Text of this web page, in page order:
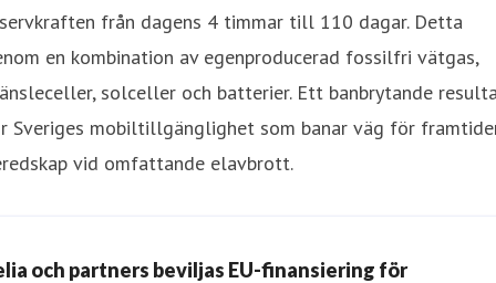
från dagens 4 timmar till 110 dagar. Detta
en kombination av egenproducerad fossilfri vätgas,
solceller och batterier. Ett banbrytande
Sveriges mobiltillgänglighet som banar väg för
vid omfattande elavbrott.
och partners beviljas EU-finansiering för